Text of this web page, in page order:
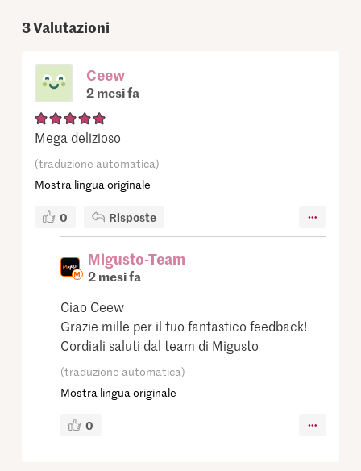
3Valutazioni
Ceew
2 mesi fa
Mega delizioso
(traduzione automatica)
Mostra lingua originale
0 Risposte
Migusto-Team
2 mesi fa
Ciao Ceew
Grazie mille per il tuo fantastico feedback!
Cordiali saluti dal team di Migusto
(traduzione automatica)
Mostra lingua originale
0